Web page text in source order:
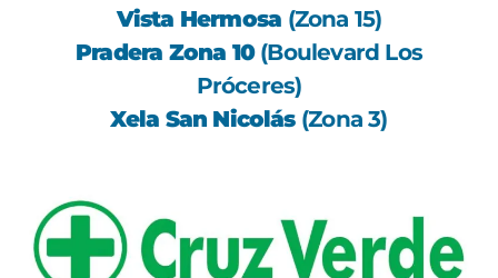
Vista Hermosa (Zona 15)
Pradera Zona 10(Boulevard Los
Próceres)
Xela San Nicolás (Zona 3)